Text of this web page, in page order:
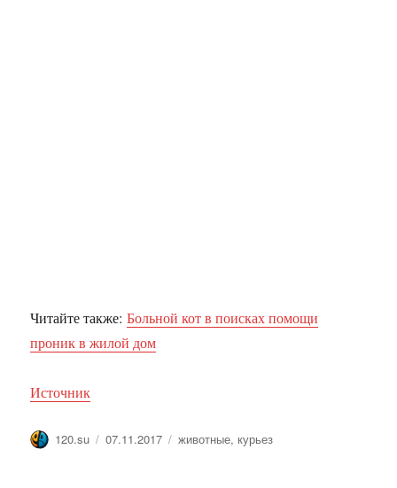
Читайте также:Больной кот в поисках помощи
проник в жилой дом
Источник
Автор
120.su Опубликовано
07.11.2017 Метки
животные, курьез